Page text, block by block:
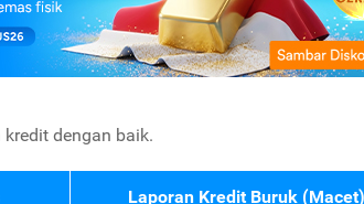
dengan baik.
Laporan Kredit Buruk (Macet)